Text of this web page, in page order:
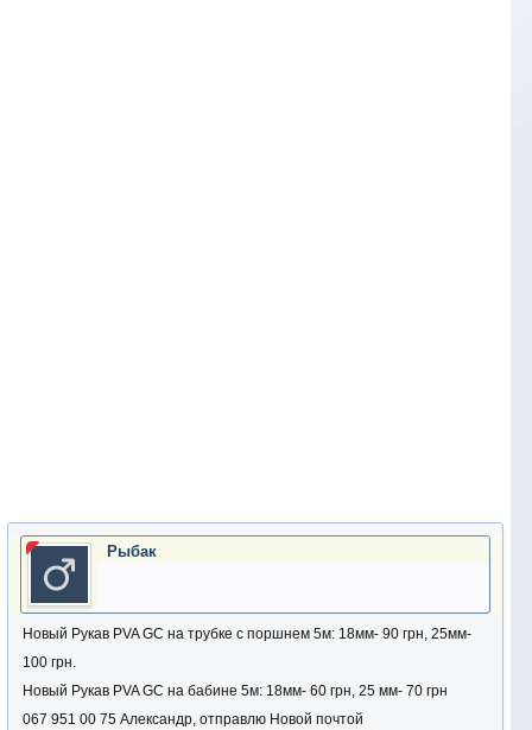
Pыбак
Новый Рукав PVA GC на трубке с поршнем 5м: 18мм- 90 грн, 25мм-
100 грн.
Новый Рукав PVA GC на бабине 5м: 18мм- 60 грн, 25 мм- 70 грн
067 951 00 75 Александр, отправлю Новой почтой